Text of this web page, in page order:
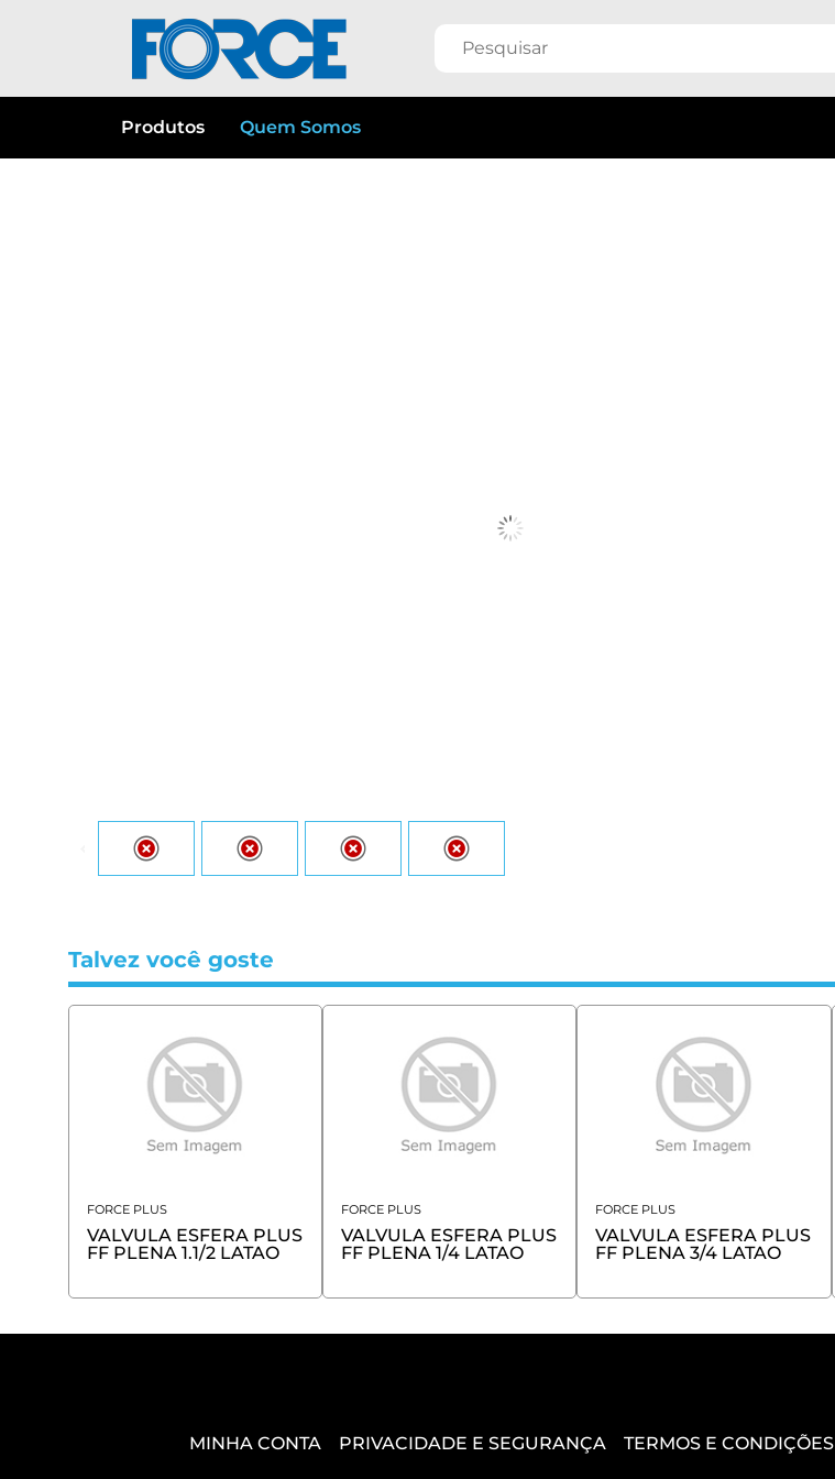
Produtos Quem Somos
Talvez você goste
FORCE PLUS
VALVULA ESFERA PLUS
FF PLENA 1.1/2 LATAO
FORCE PLUS
VALVULA ESFERA PLUS
FF PLENA 1/4 LATAO
FORCE PLUS
VALVULA ESFERA PLUS
FF PLENA 3/4 LATAO
MINHA CONTA PRIVACIDADE E SEGURANÇA TERMOS E CONDIÇÕES